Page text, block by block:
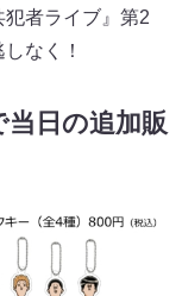
犯者ライブ』第2
なく！
日の追加販